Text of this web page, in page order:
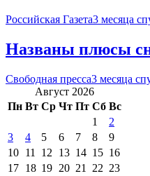
Российская Газета3 месяца
Названы плюсы
Свободная пресса3 месяца
Август 2026
Пн Вт Ср Чт Пт Сб Вс
1
2
3
4 5 6 7 8
9
10 11 12 13 14 15 16
17 18 19 20 21 22 23